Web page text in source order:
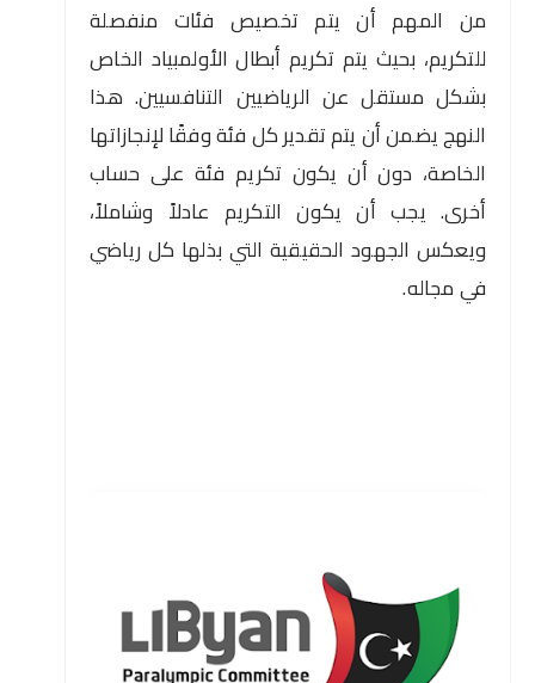
من المهم أن يتم تخصيص فئات منفصلة
للتكريم، بحيث يتم تكريم أبطال الأولمبياد الخاص
بشكل مستقل عن الرياضيين التنافسيين. هذا
النهج يضمن أن يتم تقدير كل فئة وفقًا لإنجازاتها
الخاصة، دون أن يكون تكريم فئة على حساب
أخرى. يجب أن يكون التكريم عادلاً وشاملاً،
ويعكس الجهود الحقيقية التي بذلها كل رياضي
في مجاله.